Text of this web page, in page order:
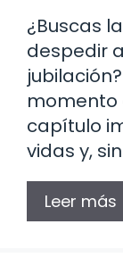
¿Buscas
despedir
momento
capítulo
vidas y,
Leer más